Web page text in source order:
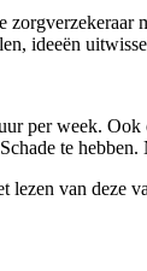
zorgverzekeraar
ideeën
per week.
te
lezen van deze